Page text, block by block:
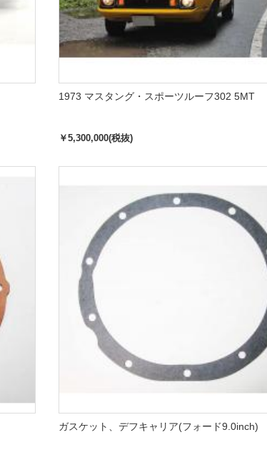
1973 マスタング・スポーツルーフ302 5MT
￥5,300,000(税抜)
ガスケット、デフキャリア(フォード9.0inch)